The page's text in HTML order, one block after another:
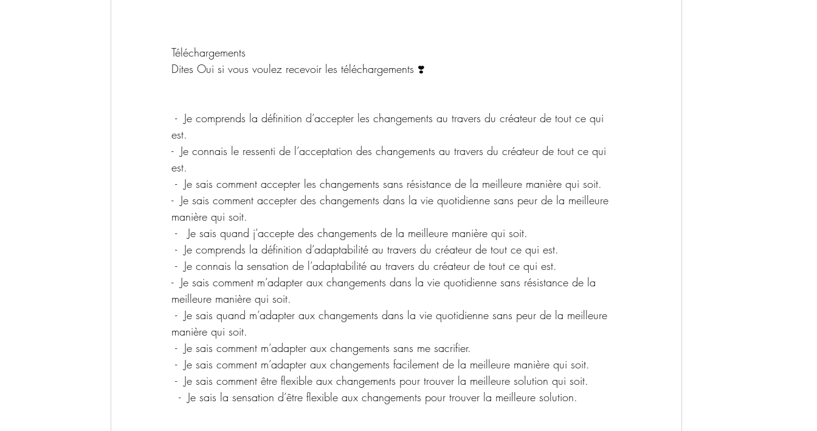
Téléchargements
Dites Oui si vous voulez recevoir les téléchargements ❣️
est.
-  Je connais le ressenti de l’acceptation des changements au travers du créateur de tout ce qui
est.
-  Je sais comment accepter les changements sans résistance de la meilleure manière qui soit.
-  Je sais comment accepter des changements dans la vie quotidienne sans peur de la meilleure
manière qui soit.
-   Je sais quand j’accepte des changements de la meilleure manière qui soit.
-  Je comprends la définition d’adaptabilité au travers du créateur de tout ce qui est.
-  Je connais la sensation de l’adaptabilité au travers du créateur de tout ce qui est.
-  Je sais comment m’adapter aux changements dans la vie quotidienne sans résistance de la
meilleure manière qui soit.
manière qui soit.
-  Je sais comment m’adapter aux changements sans me sacrifier.
-  Je sais comment m’adapter aux changements facilement de la meilleure manière qui soit.
-  Je sais comment être flexible aux changements pour trouver la meilleure solution qui soit.
  -  Je sais la sensation d’être flexible aux changements pour trouver la meilleure solution.